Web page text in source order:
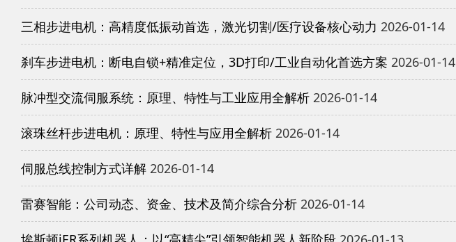
三相步进电机：高精度低振动首选，激光切割/医疗设备核心动力 2026-01-14
刹车步进电机：断电自锁+精准定位，3D打印/工业自动化首选方案 2026-01-14
脉冲型交流伺服系统：原理、特性与工业应用全解析 2026-01-14
滚珠丝杆步进电机：原理、特性与应用全解析 2026-01-14
伺服总线控制方式详解 2026-01-14
雷赛智能：公司动态、资金、技术及简介综合分析 2026-01-14